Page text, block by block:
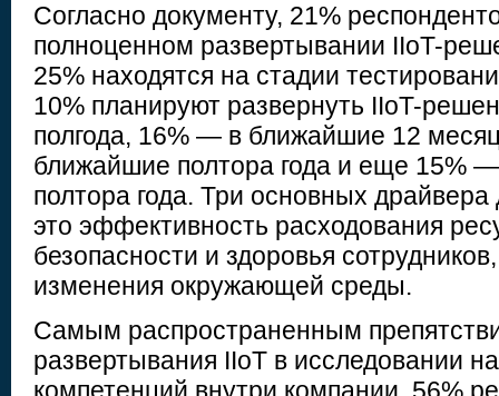
Согласно документу, 21%
полноценном развертывании IIoT-
25% находятся на стадии
10% планируют развернуть IIoT-
полгода, 16% — в ближайшие 12
ближайшие полтора года и еще 15%
полтора года. Три основных
это эффективность расходования
безопасности и здоровья
изменения окружающей среды.
Самым распространенным
развертывания IIoT в исследовании